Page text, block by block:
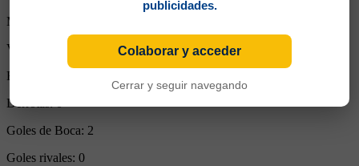
Minutos Disputados:
Victorias:
Empates:
Derrotas:
Goles de Boca: 2
Goles rivales: 0
publicidades.
Colaborar y acceder
Cerrar y seguir navegando